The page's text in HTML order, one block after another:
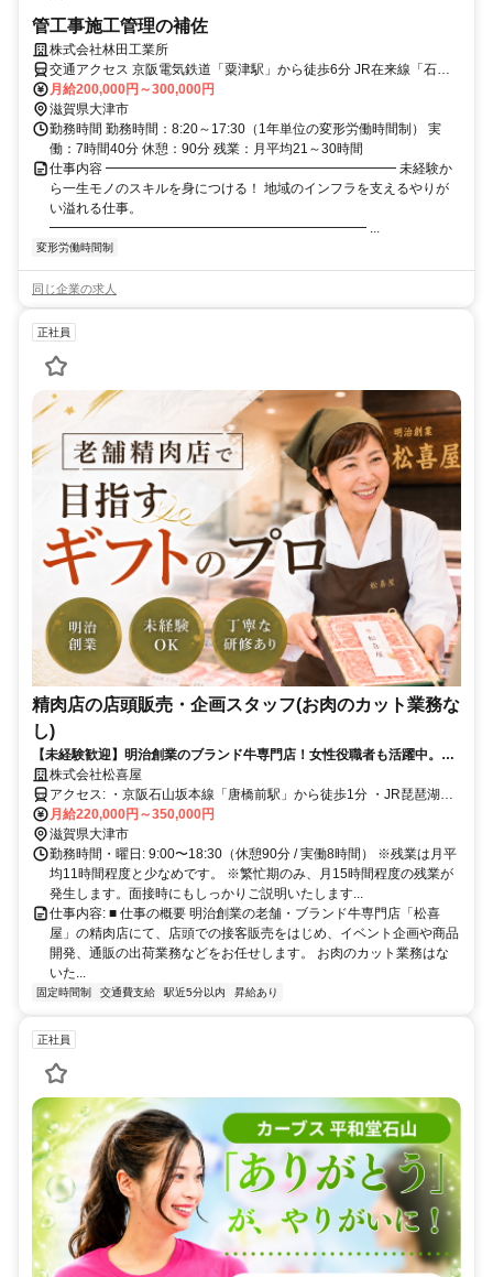
管工事施工管理の補佐
株式会社林田工業所
交通アクセス 京阪電気鉄道「粟津駅」から徒歩6分 JR在来線「石山
月給200,000円～300,000円
滋賀県大津市
勤務時間 勤務時間：8:20～17:30（1年単位の変形労働時間制） 実
働：7時間40分 休憩：90分 残業：月平均21～30時間
仕事内容 ━━━━━━━━━━━━━━━━━━━━━━ 未経験か
ら一生モノのスキルを身につける！ 地域のインフラを支えるやりが
い溢れる仕事。
━━━━━━━━━━━━━━━━━━━━━━━━ ...
変形労働時間制
同じ企業の求人
正社員
精肉店の店頭販売・企画スタッフ(お肉のカット業務な
し)
【未経験歓迎】明治創業のブランド牛専門店！女性役職者も活躍中。あ
なたの企画でお客様を笑顔にする精肉店スタッフ
株式会社松喜屋
アクセス: ・京阪石山坂本線「唐橋前駅」から徒歩1分 ・JR琵琶湖線
「石山駅」から徒歩8分 ・自転車、バイク通勤OK（無料駐輪スペー
スあり） ※マイカー通勤不可 ※バイク通勤の方には、直線距離に応
じたガソリン代を交通費として支給します。
月給220,000円～350,000円
滋賀県大津市
勤務時間・曜日: 9:00〜18:30（休憩90分 / 実働8時間） ※残業は月平
均11時間程度と少なめです。 ※繁忙期のみ、月15時間程度の残業が
発生します。面接時にもしっかりご説明いたします...
仕事内容: ■ 仕事の概要 明治創業の老舗・ブランド牛専門店「松喜
屋」の精肉店にて、店頭での接客販売をはじめ、イベント企画や商品
開発、通販の出荷業務などをお任せします。 お肉のカット業務はな
いた...
固定時間制 交通費支給 駅近5分以内 昇給あり
正社員